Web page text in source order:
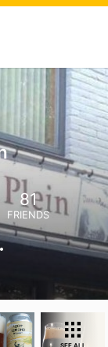
81
FRIENDS
SEE ALL